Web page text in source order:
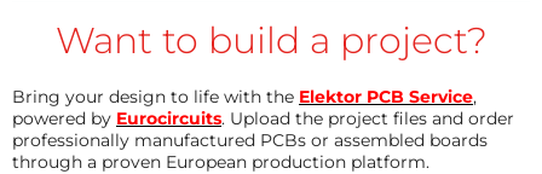
Want to build a project?
Bring your design to life with the Elektor PCB Service,
powered by Eurocircuits. Upload the project files and order
professionally manufactured PCBs or assembled boards
through a proven European production platform.